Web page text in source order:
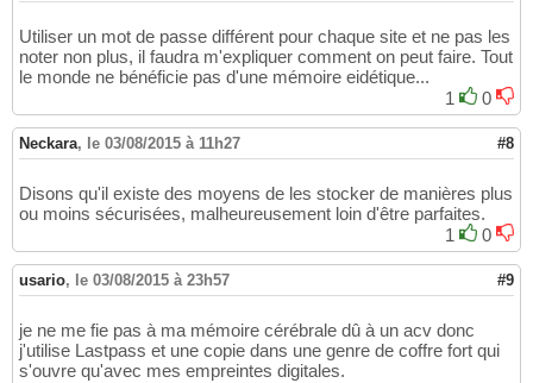
Utiliser un mot de passe différent pour chaque site et ne pas les
noter non plus, il faudra m'expliquer comment on peut faire. Tout
le monde ne bénéficie pas d'une mémoire eidétique...
1
0
Neckara, le 03/08/2015 à 11h27 #8
Disons qu'il existe des moyens de les stocker de manières plus
ou moins sécurisées, malheureusement loin d'être parfaites.
1
0
usario, le 03/08/2015 à 23h57 #9
je ne me fie pas à ma mémoire cérébrale dû à un acv donc
j'utilise Lastpass et une copie dans une genre de coffre fort qui
s'ouvre qu'avec mes empreintes digitales.